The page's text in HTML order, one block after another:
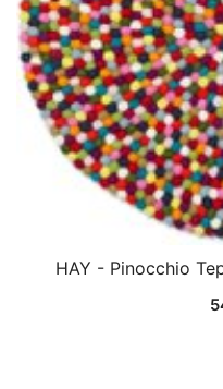
HAY - Pinocchio